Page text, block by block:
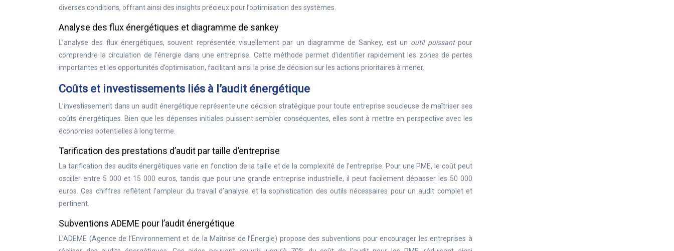
diverses conditions, offrant ainsi des insights précieux pour l’optimisation des systèmes.
Analyse des flux énergétiques et diagramme de sankey
L’analyse des flux énergétiques, souvent représentée visuellement par un diagramme de Sankey, est un outil puissant pour
comprendre la circulation de l’énergie dans une entreprise. Cette méthode permet d’identifier rapidement les zones de pertes
importantes et les opportunités d’optimisation, facilitant ainsi la prise de décision sur les actions prioritaires à mener.
Coûts et investissements liés à l’audit énergétique
L’investissement dans un audit énergétique représente une décision stratégique pour toute entreprise soucieuse de maîtriser ses
coûts énergétiques. Bien que les dépenses initiales puissent sembler conséquentes, elles sont à mettre en perspective avec les
économies potentielles à long terme.
Tarification des prestations d’audit par taille d’entreprise
La tarification des audits énergétiques varie en fonction de la taille et de la complexité de l’entreprise. Pour une PME, le coût peut
osciller entre 5 000 et 15 000 euros, tandis que pour une grande entreprise industrielle, il peut facilement dépasser les 50 000
euros. Ces chiffres reflètent l’ampleur du travail d’analyse et la sophistication des outils nécessaires pour un audit complet et
pertinent.
Subventions ADEME pour l’audit énergétique
L’ADEME (Agence de l’Environnement et de la Maîtrise de l’Énergie) propose des subventions pour encourager les entreprises à